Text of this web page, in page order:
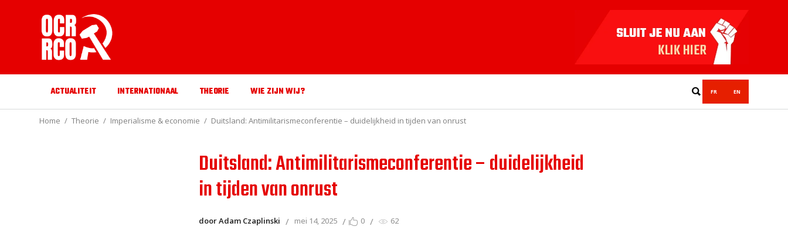
ACTUALITEIT INTERNATIONAAL THEORIE WIE ZIJN WIJ? FR EN
Home Theorie Imperialisme & economie Duitsland: Antimilitarismeconferentie – duidelijkheid in tijden van onrust
Duitsland: Antimilitarismeconferentie – duidelijkheid
in tijden van onrust
door Adam Czaplinski mei 14, 2025 0 62